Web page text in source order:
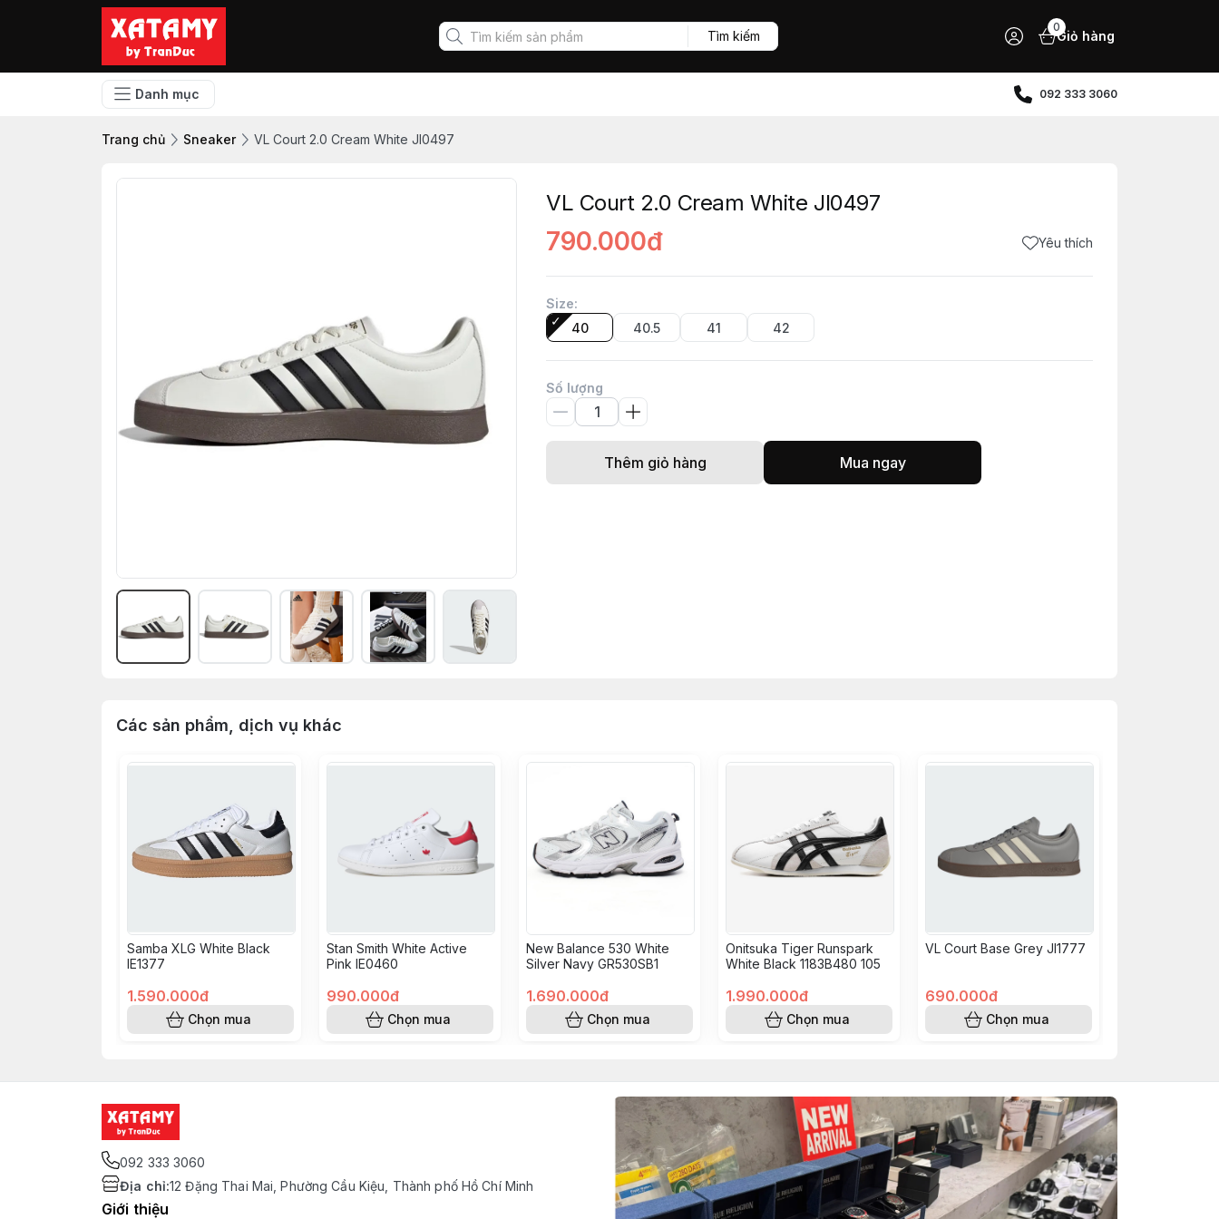
Tìm kiếm
0
Giỏ hàng
Danh mục 092 333 3060
Trang chủ Sneaker VL Court 2.0 Cream White JI0497
VL Court 2.0 Cream White JI0497
790.000đ Yêu thích
Size:
40
40.5 41 42
Số lượng
Thêm giỏ hàng Mua ngay
Các sản phẩm, dịch vụ khác
Samba XLG White Black
IE1377
1.590.000đ
Chọn mua
Stan Smith White Active
Pink IE0460
990.000đ
Chọn mua
New Balance 530 White
Silver Navy GR530SB1
1.690.000đ
Chọn mua
Onitsuka Tiger Runspark
White Black 1183B480 105
1.990.000đ
Chọn mua
VL Court Base Grey JI1777
690.000đ
Chọn mua
092 333 3060
Địa chỉ:12 Đặng Thai Mai, Phường Cầu Kiệu, Thành phố Hồ Chí Minh
Giới thiệu